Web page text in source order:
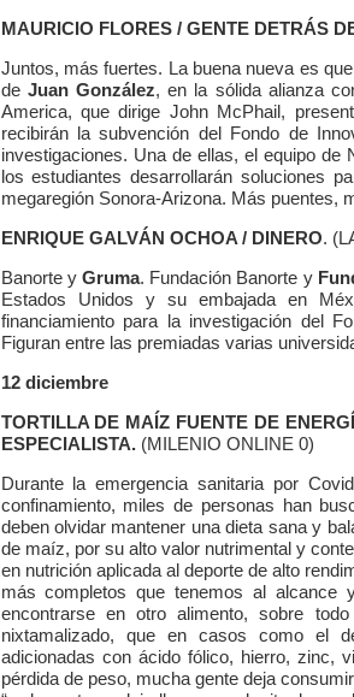
MAURICIO FLORES / GENTE DETRÁS
Juntos, más fuertes. La buena nueva es
de Juan González, en la sólida alianza
America, que dirige John McPhail,
recibirán la subvención del Fondo de
investigaciones. Una de ellas, el equipo
los estudiantes desarrollarán soluciones
megaregión Sonora-Arizona. Más puentes,
ENRIQUE GALVÁN OCHOA / DINERO.
Banorte y Gruma. Fundación Banorte y
Estados Unidos y su embajada en
financiamiento para la investigación del
Figuran entre las premiadas varias
12 diciembre
TORTILLA DE MAÍZ FUENTE DE
ESPECIALISTA. (MILENIO ONLINE 0)
Durante la emergencia sanitaria por
confinamiento, miles de personas han
deben olvidar mantener una dieta sana y
de maíz, por su alto valor nutrimental y
en nutrición aplicada al deporte de alto
más completos que tenemos al alcance
encontrarse en otro alimento, sobre
nixtamalizado, que en casos como el
adicionadas con ácido fólico, hierro, zinc,
pérdida de peso, mucha gente deja